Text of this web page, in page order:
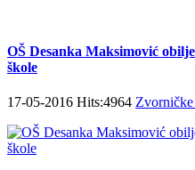
OŠ Desanka Maksimović
škole
17-05-2016 Hits:4964